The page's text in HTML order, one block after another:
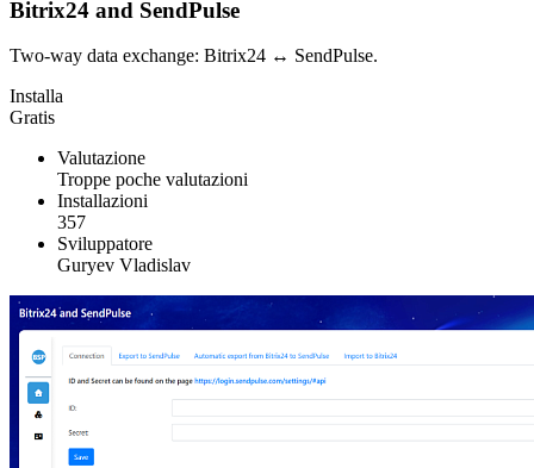
Bitrix24 and SendPulse
Two-way data exchange: Bitrix24 ↔ SendPulse.
Installa
Gratis
Valutazione
Troppe poche valutazioni
Installazioni
357
Sviluppatore
Guryev Vladislav